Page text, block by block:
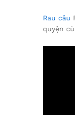
Rau câu
quyện